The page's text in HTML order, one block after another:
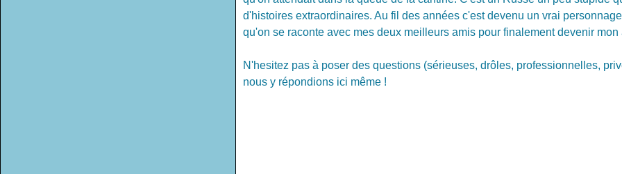
d'histoires extraordinaires. Au fil des années c'est devenu un vrai
qu'on se raconte avec mes deux meilleurs amis pour finalement devenir mon
N'hesitez pas à poser des questions (sérieuses, drôles, professionnelles,
nous y répondions ici même !